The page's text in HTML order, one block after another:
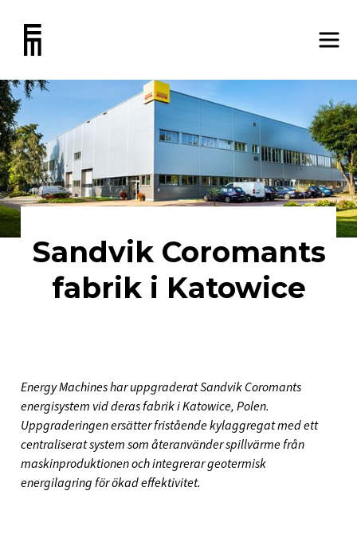
Sandvik Coromants
fabrik i Katowice
Energy Machines har uppgraderat Sandvik Coromants
energisystem vid deras fabrik i Katowice, Polen.
Uppgraderingen ersätter fristående kylaggregat med ett
centraliserat system som återanvänder spillvärme från
maskinproduktionen och integrerar geotermisk
energilagring för ökad effektivitet.